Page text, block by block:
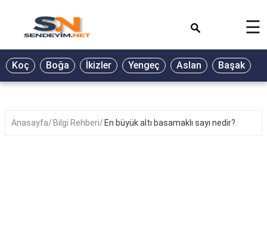
BİYOGRAFİ
GALERİ
☰
Koç Boğa İkizler Yengeç Aslan Başak
Anasayfa Bilgi Rehberi En büyük altı basamaklı sayı nedir?